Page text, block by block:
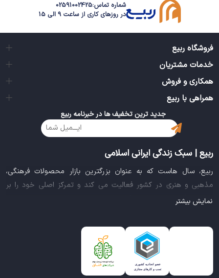
شماره تماس:02591002425
در روزهای کاری از ساعت 9 الی 15
فروشگاه ربیع
خدمات مشتریان
همکاری و فروش
همراهی با ربیع
جدید ترین تخفیف ها در خبرنامه ربیع
ربیع | سبک زندگی ایرانی اسلامی
ربیع، سال هاست که به عنوان بزرگترین بازار محصولات فرهنگی،
مذهبی و هنری در کشور فعالیت می کند و تمرکز اصلی خود را بر
سبک زندگی ایرانی اسلامی قرار داده است. این بازار مجموعه کاملی از
شما را برای خرید اینترنتی کالاهای فرهنگی، مذهبی و هنری برآورده
ایده خلاقانه عرضه محصولات فرهنگی در بستر اینترنت باعث شد تا
ربیع، علاوه بر داشتن نماد اعتماد الکترونیکی و مجوز سازمان صنفی
نمایش بیشتر